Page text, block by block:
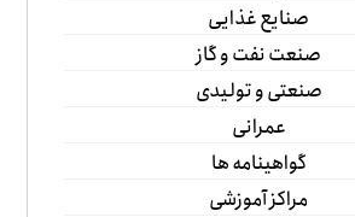
صنایع غذایی
صنعت نفت و گاز
صنعتی و تولیدی
عمرانی
گواهینامه ها
مراکز آموزشی